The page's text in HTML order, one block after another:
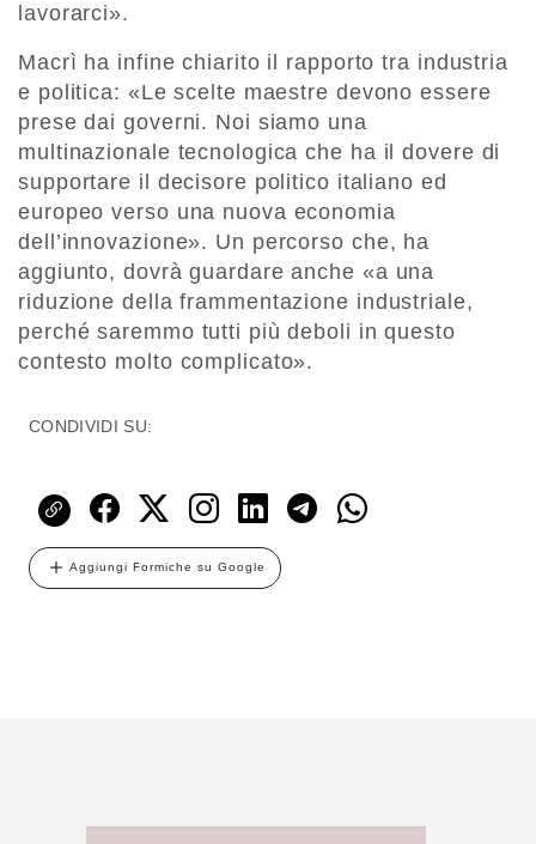
lavorarci».
Macrì ha infine chiarito il rapporto tra industria
e politica: «Le scelte maestre devono essere
prese dai governi. Noi siamo una
multinazionale tecnologica che ha il dovere di
supportare il decisore politico italiano ed
europeo verso una nuova economia
dell’innovazione». Un percorso che, ha
aggiunto, dovrà guardare anche «a una
riduzione della frammentazione industriale,
perché saremmo tutti più deboli in questo
contesto molto complicato».
CONDIVIDI SU:
Aggiungi Formiche su Google